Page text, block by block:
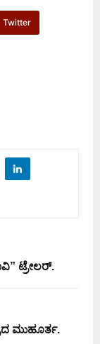
Twitter
ಟ್ರೇಲರ್.
ಮುಹೂರ್ತ.